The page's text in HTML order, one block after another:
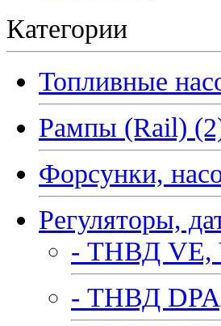
Категории
Топливные
Рампы (Rail)
Форсунки,
Регуляторы,
- ТНВД VE,
- ТНВД